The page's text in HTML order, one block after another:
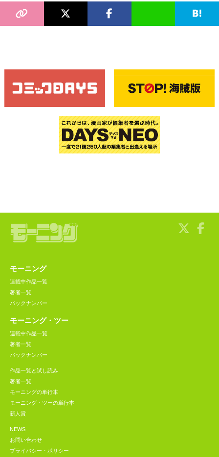
モーニング
連載中作品一覧
著者一覧
バックナンバー
モーニング・ツー
連載中作品一覧
著者一覧
バックナンバー
作品一覧と試し読み
著者一覧
モーニングの単行本
モーニング・ツーの単行本
新人賞
NEWS
お問い合わせ
プライバシー・ポリシー